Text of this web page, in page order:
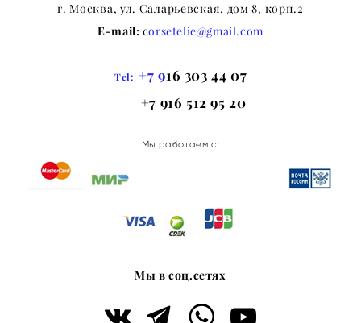
г. Москва, ул. Саларьевская, дом 8, корп.2
E-mail: corsetelie@gmail.com
Tel: +7 916 303 44 07
+7 916 512 95 20
Мы работаем с:
Мы в соц.сетях